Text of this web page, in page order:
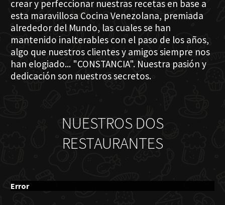
crear y perfeccionar nuestras recetas en base a
esta maravillosa Cocina Venezolana, premiada
alrededor del Mundo, las cuales se han
mantenido inalterables con el paso de los años,
algo que nuestros clientes y amigos siempre nos
han elogiado... "CONSTANCIA". Nuestra pasión y
dedicación son nuestros secretos.
NUESTROS DOS
RESTAURANTES
Error